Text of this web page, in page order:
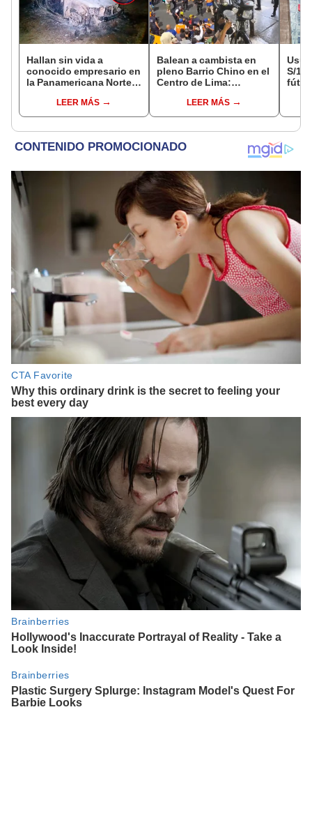
Hallan sin vida a
conocido empresario en
la Panamericana Norte
Sullana, Piura
LEER MÁS
Balean a cambista en
pleno Barrio Chino en el
Centro de Lima:
fugarseLEER MÁS
S/